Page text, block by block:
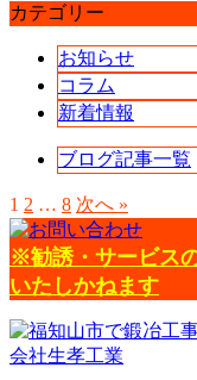
カテゴリー
お知らせ
コラム
新着情報
ブログ記事一覧
1 2 … 8 次へ »
※勧誘・サービス
いたしかねます